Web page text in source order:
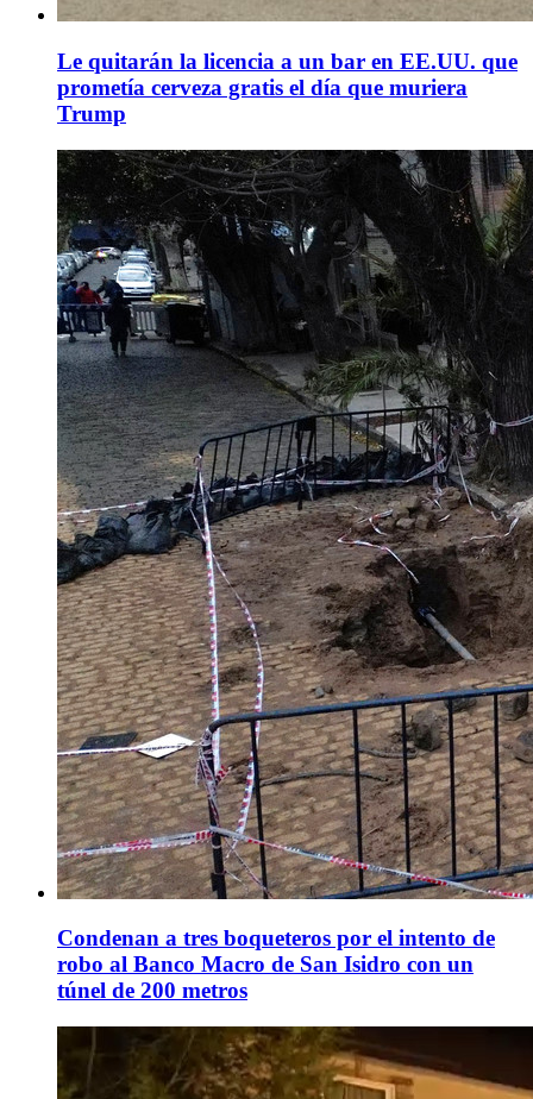
Le quitarán la licencia a un bar en EE.UU. que
prometía cerveza gratis el día que muriera
Trump
Condenan a tres boqueteros por el intento de
robo al Banco Macro de San Isidro con un
túnel de 200 metros